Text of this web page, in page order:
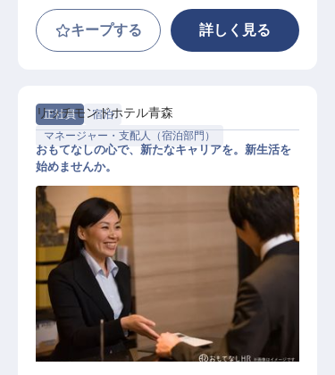
キープする 詳しく見る
正社員
宿泊
マネージャー・支配人（宿泊部門）
宿泊支配人
リッチモンドホテル青森
おもてなしの心で、新たなキャリアを。新生活を
始めませんか。